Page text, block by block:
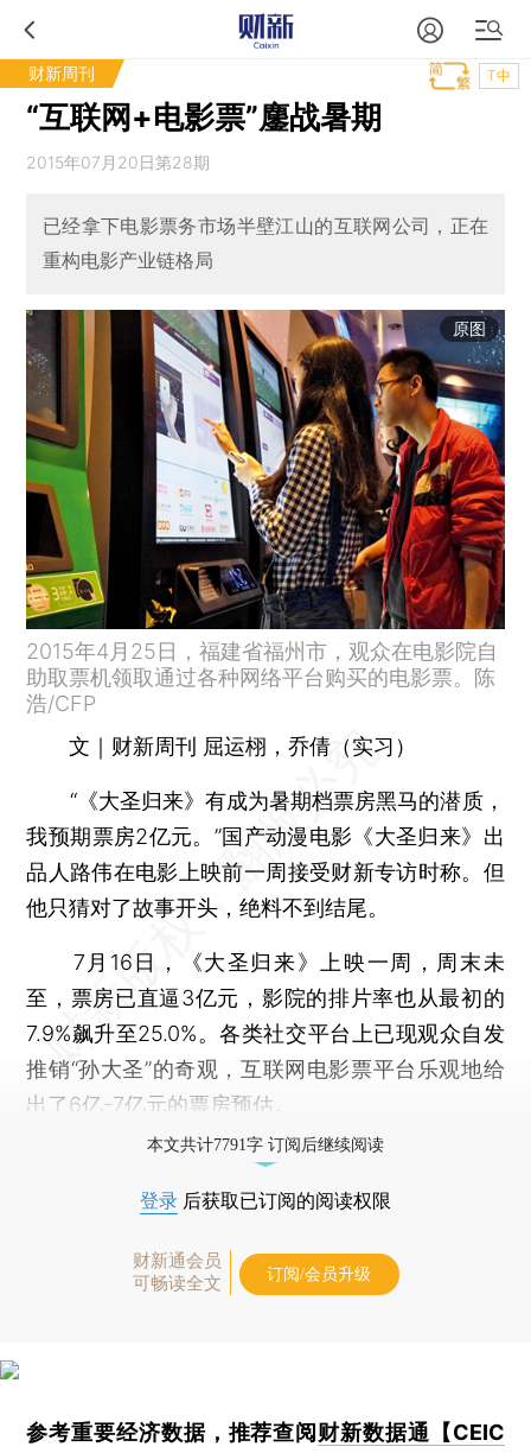
财新周刊 T中
“互联网+电影票”鏖战暑期
2015年07月20日第28期
已经拿下电影票务市场半壁江山的互联网公司，正在
重构电影产业链格局
原图
2015年4月25日，福建省福州市，观众在电影院自
助取票机领取通过各种网络平台购买的电影票。陈
浩/CFP
文｜财新周刊 屈运栩，乔倩（实习）
“《大圣归来》有成为暑期档票房黑马的潜质，
我预期票房2亿元。”国产动漫电影《大圣归来》出
品人路伟在电影上映前一周接受财新专访时称。但
他只猜对了故事开头，绝料不到结尾。
7月16日，《大圣归来》上映一周，周末未
至，票房已直逼3亿元，影院的排片率也从最初的
7.9%飙升至25.0%。各类社交平台上已现观众自发
推销“孙大圣”的奇观，互联网电影票平台乐观地给
出了6亿-7亿元的票房预估。
本文共计7791字 订阅后继续阅读
登录 后获取已订阅的阅读权限
财新通会员
可畅读全文
订阅/会员升级
参考重要经济数据，推荐查阅财新数据通【CEIC